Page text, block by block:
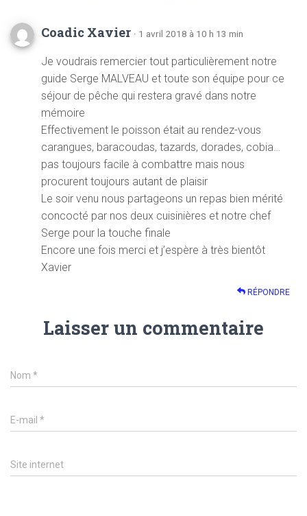
Coadic Xavier · 1 avril 2018 à 10 h 13 min
Je voudrais remercier tout particulièrement notre
guide Serge MALVEAU et toute son équipe pour ce
séjour de pêche qui restera gravé dans notre
mémoire
Effectivement le poisson était au rendez-vous
carangues, baracoudas, tazards, dorades, cobia…
pas toujours facile à combattre mais nous
procurent toujours autant de plaisir
Le soir venu nous partageons un repas bien mérité
concocté par nos deux cuisinières et notre chef
Serge pour la touche finale
Encore une fois merci et j’espère à très bientôt
Xavier
RÉPONDRE
Laisser un commentaire
Nom *
E-mail *
Site internet